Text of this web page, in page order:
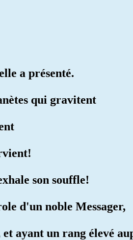
a présenté.
qui gravitent
son souffle!
d'un noble Messager,
ayant un rang élevé